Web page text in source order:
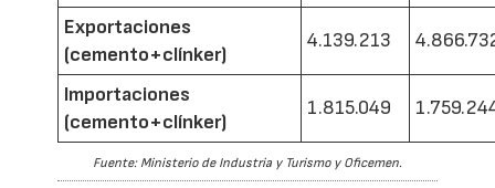
Exportaciones
(cemento+clínker)
4.139.213
Importaciones
(cemento+clínker)
1.815.049
Fuente: Ministerio de Industria y Turismo y Oficemen.